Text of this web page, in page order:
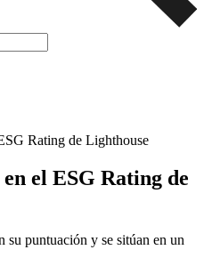
Rating de Lighthouse
el ESG Rating de
su puntuación y se sitúan en un